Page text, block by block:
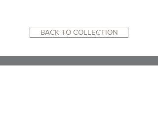
BACK TO COLLECTION